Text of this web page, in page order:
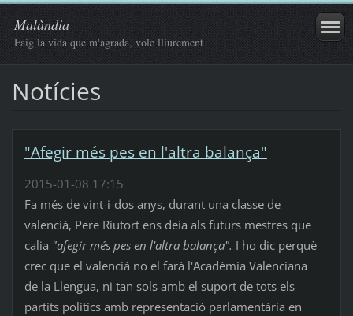
Malàndia
Faig la vida que m'agrada, vole lliurement
Notícies
"Afegir més pes en l'altra balança"
2015-01-08 17:15
Fa més de vint-i-dos anys, durant una classe de
valencià, Pere Riutort ens deia als futurs mestres que
calia "afegir més pes en l'altra balança". I ho dic perquè
crec que el valencià no el farà l'Acadèmia Valenciana
de la Llengua, ni tan sols amb el suport de tots els
partits polítics amb representació parlamentària en